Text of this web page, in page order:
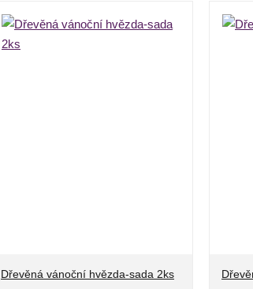
Dřevěná vánoční hvězda-sada 2ks